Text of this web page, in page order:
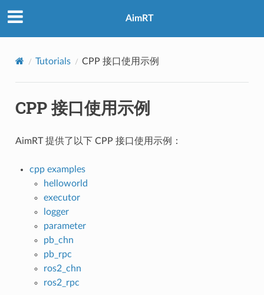
AimRT
Tutorials CPP 接口使用示例
CPP 接口使用示例
AimRT 提供了以下 CPP 接口使用示例：
cpp examples
helloworld
executor
logger
parameter
pb_chn
pb_rpc
ros2_chn
ros2_rpc